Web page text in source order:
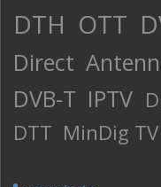
DTH OTT
Direct
DVB-T IPTV
DTT MinDig